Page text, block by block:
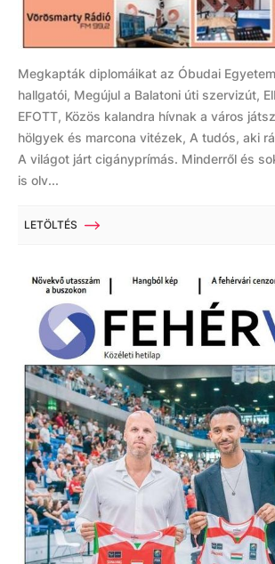
Megkapták diplomáikat az Óbudai
hallgatói, Megújul a Balatoni úti szervizút,
EFOTT, Közös kalandra hívnak a város
hölgyek és marcona vitézek, A tudós, aki
A világot járt cigányprímás. Minderről és
is olv...
LETÖLTÉS